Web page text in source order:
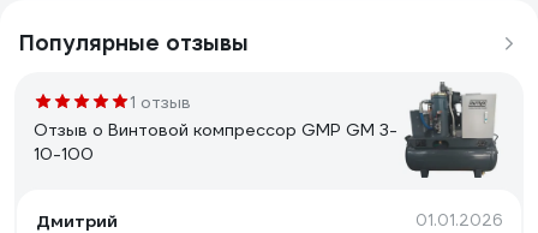
Популярные отзывы
1 отзыв
Отзыв о Винтовой компрессор GMP GM 3-
10-100
Дмитрий 01.01.2026